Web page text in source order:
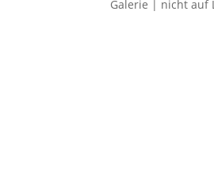
Galerie | nicht auf